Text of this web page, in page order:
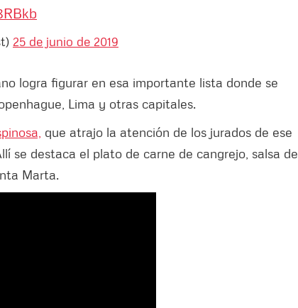
25 de junio de 2019
logra figurar en esa importante lista donde se
Lima y otras capitales.
que atrajo la atención de los jurados de ese
se destaca el plato de carne de cangrejo, salsa de
Marta.